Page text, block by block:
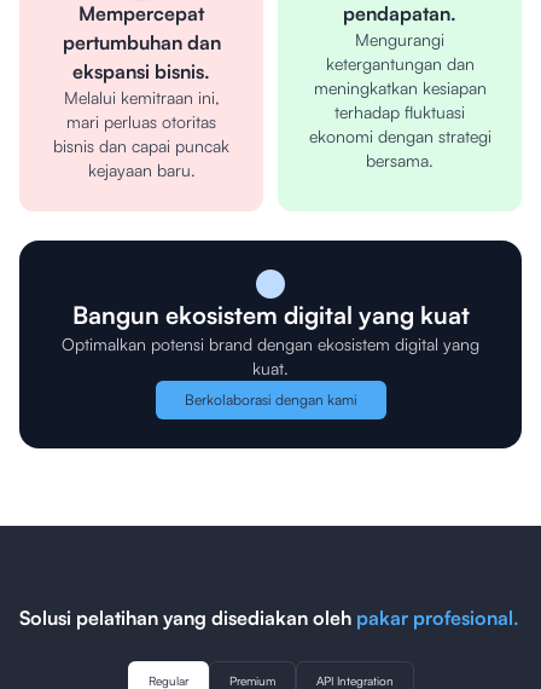
Mempercepat
pertumbuhan dan
ekspansi bisnis.
Melalui kemitraan ini,
mari perluas otoritas
bisnis dan capai puncak
kejayaan baru.
pendapatan.
Mengurangi
ketergantungan dan
meningkatkan kesiapan
terhadap fluktuasi
ekonomi dengan strategi
bersama.
Bangun ekosistem digital yang kuat
Optimalkan potensi brand dengan ekosistem digital yang
kuat.
Berkolaborasi dengan kami
Solusi pelatihan yang disediakan oleh pakar profesional.
Regular Premium API Integration